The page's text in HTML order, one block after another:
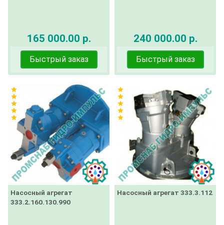
165 000.00 р.
Быстрый заказ
240 000.00 р.
Быстрый заказ
Насосный агрегат
333.2.160.130.990
star
star
star
star
star
Насосный агрегат 333.3.112
star
star
star
star
star